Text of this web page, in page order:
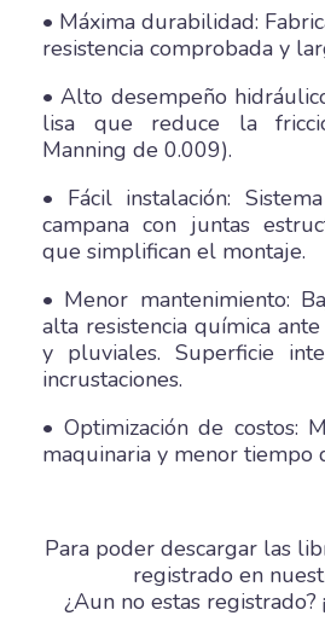
• Máxima durabilidad:
resistencia comprobada y
• Alto desempeño
lisa que reduce la
Manning de 0.009).
• Fácil instalación:
campana con juntas
que simplifican el montaje.
• Menor mantenimiento:
alta resistencia química
y pluviales. Superficie
incrustaciones.
• Optimización de costos:
maquinaria y menor tiempo
Para poder descargar las
registrado en
¿Aun no estas registrado?